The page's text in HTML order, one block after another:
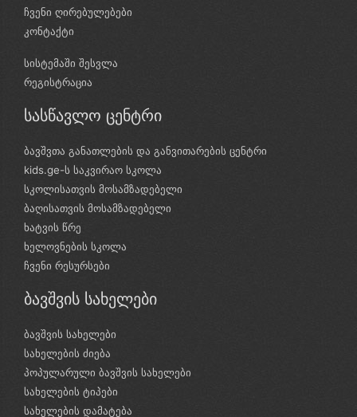
ჩვენი ღირებულებები
კონტაქტი
სისტემაში შესვლა
რეგისტრაცია
სასწავლო ცენტრი
ბავშვთა განათლების და განვითარების ცენტრი
kids.ge-ს საკვირაო სკოლა
სკოლისათვის მოსამზადებელი
ბაღისათვის მოსამზადებელი
ხატვის წრე
ხელოვნების სკოლა
ჩვენი რესურსები
ბავშვის სახელები
ბავშვის სახელები
სახელების ძიება
პოპულარული ბავშვის სახელები
სახელების ტიპები
სახელების დამატება